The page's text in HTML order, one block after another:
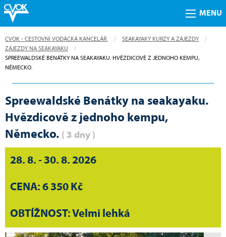
MENU
CVOK - CESTOVNÍ VODÁCKÁ KANCELÁŘ
SEAKAYAKY KURZY A ZÁJEZDY
ZÁJEZDY NA SEAKAYAKU
CURRENT:
SPREEWALDSKÉ BENÁTKY NA SEAKAYAKU. HVĚZDICOVĚ Z JEDNOHO KEMPU,
NĚMECKO.
Spreewaldské Benátky na seakayaku.
Hvězdicově z jednoho kempu,
Německo. ( 3 dny )
28. 8. - 30. 8. 2026
CENA: 6 350 Kč
OBTÍŽNOST: Velmi lehká